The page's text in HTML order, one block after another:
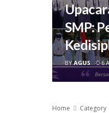
SMP:
BY AGUS 6
Home Category